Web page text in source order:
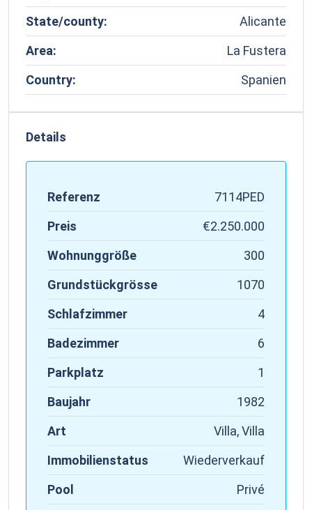
State/county:
Alicante
Area:
La Fustera
Country:
Spanien
Details
Referenz
7114PED
Preis
€2.250.000
Wohnunggröße
300
Grundstückgrösse
1070
Schlafzimmer
4
Badezimmer
6
Parkplatz
1
Baujahr
1982
Art
Villa, Villa
Immobilienstatus
Wiederverkauf
Pool
Privé